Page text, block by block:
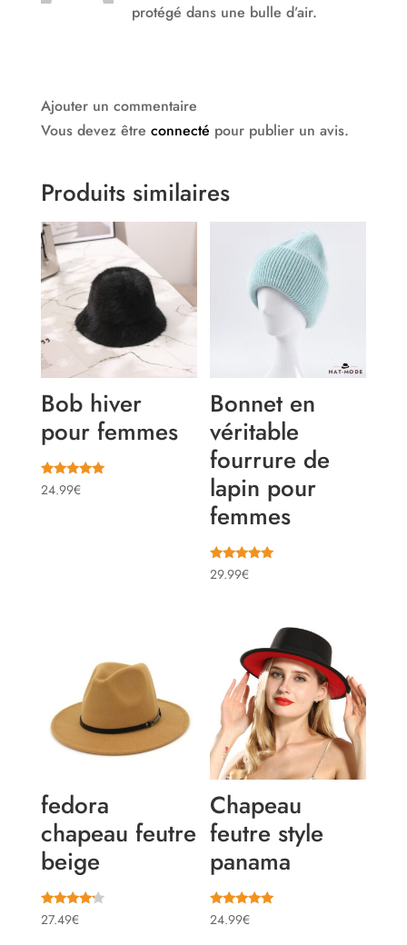
protégé dans une bulle d’air.
Ajouter un commentaire
Vous devez être connecté pour publier un avis.
Produits similaires
Bob hiver
pour femmes
Note
5.00
24.99€
Bonnet en
véritable
fourrure de
lapin pour
femmes
Note
5.00
29.99€
fedora
chapeau feutre
beige
Note
4.00
27.49€
Chapeau
feutre style
panama
Note
5.00
24.99€